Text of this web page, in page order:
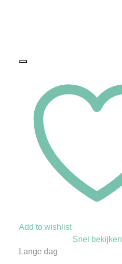
Add to wishlist
Snel bekijken
Lange dag